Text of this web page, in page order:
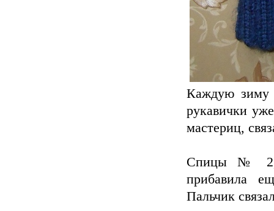
Каждую зиму
рукавички
мастериц,
Спицы №
прибавила
Пальчик